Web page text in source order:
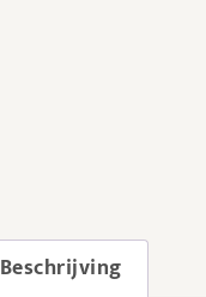
Beschrijving